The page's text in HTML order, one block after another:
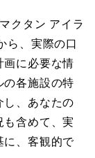
クタン アイラ
ら、実際の口
画に必要な情
の各施設の特
し、あなたの
含めて、実
に、客観的で